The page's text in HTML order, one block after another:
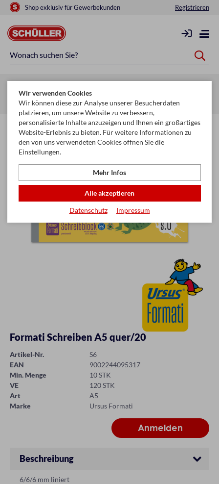
Shop exklusiv für Gewerbekunden Registrieren
Startseite Schule & Büro Hefte & Blöcke Hefte
Formati Schreiben A5 quer/20
Artikel-Nr.
S6
EAN
9002244095317
Min. Menge
10 STK
VE
120 STK
Art
A5
Marke
Ursus Formati
Beschreibung
6/6/6 mm liniert
Wir verwenden Cookies
Wir können diese zur Analyse unserer Besucherdaten
platzieren, um unsere Website zu verbessern,
personalisierte Inhalte anzuzeigen und Ihnen ein großartiges
Website-Erlebnis zu bieten. Für weitere Informationen zu
den von uns verwendeten Cookies öffnen Sie die
Einstellungen.
Mehr Infos
Alle akzeptieren
Datenschutz Impressum